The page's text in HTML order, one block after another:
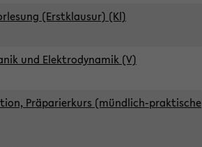
(Erstklausur) (Kl)
und Elektrodynamik (V)
Präparierkurs (mündlich-praktische